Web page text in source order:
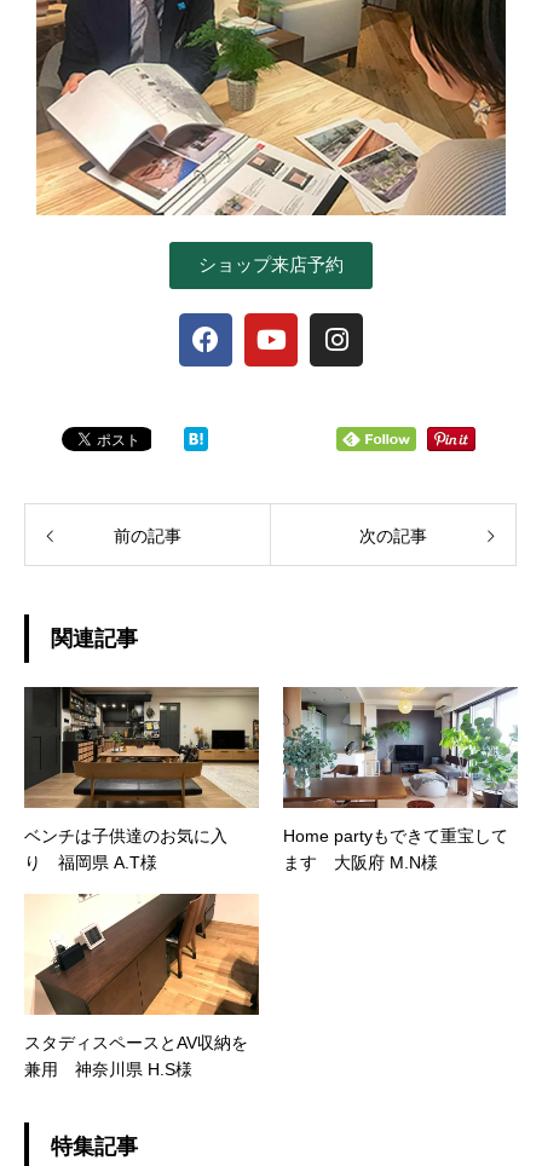
ショップ来店予約
前の記事 次の記事
関連記事
ベンチは子供達のお気に入
り 福岡県 A.T様
Home partyもできて重宝して
ます 大阪府 M.N様
スタディスペースとAV収納を
兼用 神奈川県 H.S様
特集記事